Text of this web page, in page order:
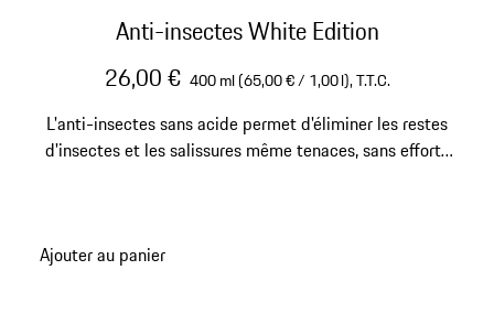
Anti-insectes White Edition
26,00 € 400 ml (65,00 € / 1,00 l),T.T.C.
L'anti-insectes sans acide permet d'éliminer les restes
d'insectes et les salissures même tenaces, sans efforts
Ajouter au panier